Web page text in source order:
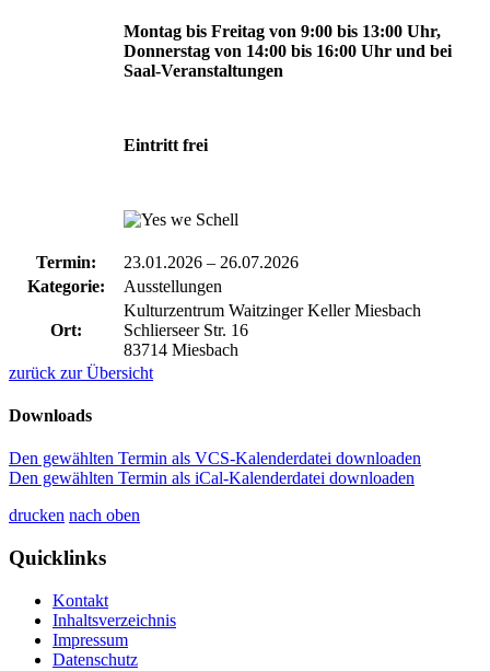
Montag bis Freitag von 9:00 bis 13:00 Uhr,
Donnerstag von 14:00 bis 16:00 Uhr und bei
Saal-Veranstaltungen
Eintritt frei
Termin: 23.01.2026 – 26.07.2026
Kategorie:
Ausstellungen
Ort:
Kulturzentrum Waitzinger Keller Miesbach
Schlierseer Str. 16
83714 Miesbach
zurück zur Übersicht
Downloads
Den gewählten Termin als VCS-Kalenderdatei downloaden
Den gewählten Termin als iCal-Kalenderdatei downloaden
drucken nach oben
Quicklinks
Kontakt
Inhaltsverzeichnis
Impressum
Datenschutz